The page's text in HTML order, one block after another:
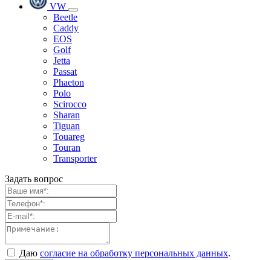
VW
Beetle
Caddy
EOS
Golf
Jetta
Passat
Phaeton
Polo
Scirocco
Sharan
Tiguan
Touareg
Touran
Transporter
Задать вопрос
Даю согласие на обработку персональных данных.